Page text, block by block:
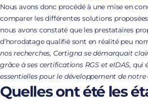
Nous avons donc procédé à une mise en
comparer les différentes solutions
nous avons constaté que les prestataires
d’horodatage qualifié sont en réalité peu
nos recherches, Certigna se démarquait
grâce à ses certifications RGS et eIDAS, qui
essentielles pour le développement de notre
Quelles ont été les